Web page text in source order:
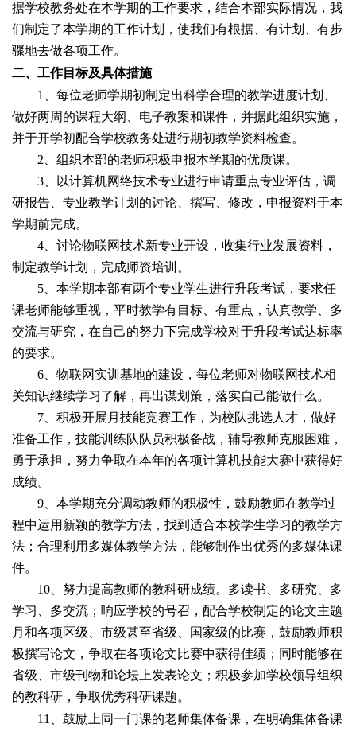
据学校教务处在本学期的工作要求，结合本部实际情况，我
们制定了本学期的工作计划，使我们有根据、有计划、有步
骤地去做各项工作。
二、工作目标及具体措施
1
、每位老师学期初制定出科学合理的教学进度计划、
做好两周的课程大纲、电子教案和课件，并据此组织实施，
并于开学初配合学校教务处进行期初教学资料检查。
2 、组织本部的老师积极申报本学期的优质课。
3 、以计算机网络技术专业进行申请重点专业评估，调
研报告、专业教学计划的讨论、撰写、修改，申报资料于本
学期前完成。
4 、讨论物联网技术新专业开设，收集行业发展资料，
制定教学计划，完成师资培训。
5 、本学期本部有两个专业学生进行升段考试，要求任
课老师能够重视，平时教学有目标、有重点，认真教学、多
交流与研究，在自己的努力下完成学校对于升段考试达标率
的要求。
6 、物联网实训基地的建设，每位老师对物联网技术相
关知识继续学习了解，再出谋划策，落实自己能做什么。
7 、积极开展月技能竞赛工作，为校队挑选人才，做好
准备工作，技能训练队队员积极备战，辅导教师克服困难，
勇于承担，努力争取在本年的各项计算机技能大赛中获得好
成绩。
9 、本学期充分调动教师的积极性，鼓励教师在教学过
程中运用新颖的教学方法，找到适合本校学生学习的教学方
法；合理利用多媒体教学方法，能够制作出优秀的多媒体课
件。
10 、努力提高教师的教科研成绩。多读书、多研究、多
学习、多交流；响应学校的号召，配合学校制定的论文主题
月和各项区级、市级甚至省级、国家级的比赛，鼓励教师积
极撰写论文，争取在各项论文比赛中获得佳绩；同时能够在
省级、市级刊物和论坛上发表论文；积极参加学校领导组织
的教科研，争取优秀科研课题。
11
、鼓励上同一门课的老师集体备课，在明确集体备课